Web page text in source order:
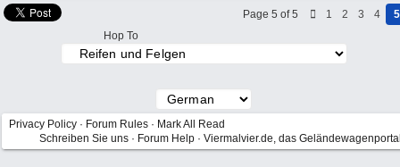
Page 5 of 5 1 2 3 4
5
Hop To
Privacy Policy · Forum Rules · Mark All Read
Schreiben Sie uns · Forum Help · Viermalvier.de, das